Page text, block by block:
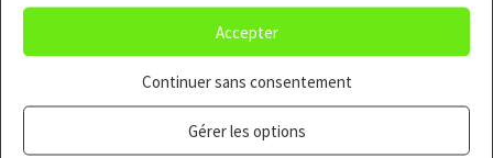
Accepter
Continuer sans consentement
Gérer les options